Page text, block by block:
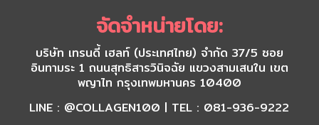
จัดจำหน่ายโดย:
บริษัท เทรนดี้ เฮลท์ (ประเทศไทย) จำกัด 37/5 ซอย
อินทามระ 1 ถนนสุทธิสารวินิจฉัย แขวงสามเสนใน เขต
พญาไท กรุงเทพมหานคร 10400
LINE : @COLLAGEN100 | TEL : 081-936-9222